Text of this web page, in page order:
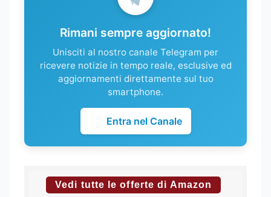
Rimani sempre aggiornato!
Unisciti al nostro canale Telegram per
ricevere notizie in tempo reale, esclusive ed
aggiornamenti direttamente sul tuo
smartphone.
Entra nel Canale